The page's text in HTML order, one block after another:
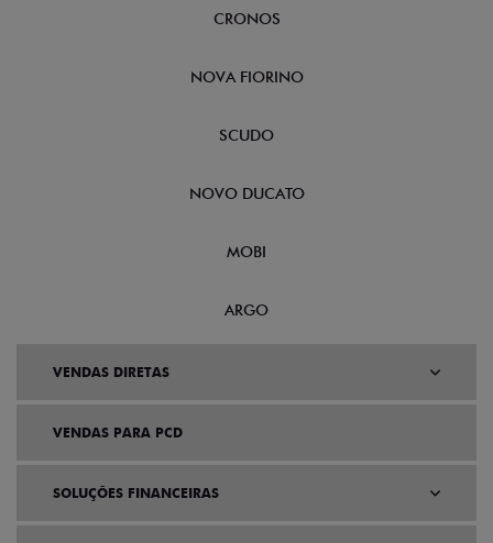
CRONOS
NOVA FIORINO
SCUDO
NOVO DUCATO
MOBI
ARGO
VENDAS DIRETAS
VENDAS PARA PCD
SOLUÇÕES FINANCEIRAS